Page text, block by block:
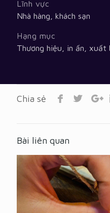
Lĩnh vực
Nhà hàng, khách sạn
Hạng mục
Thương hiệu, in ấn, xuất
Chia sẻ
Bài liên quan